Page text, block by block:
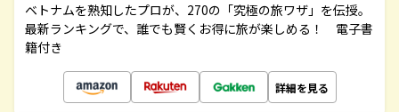
ベトナムを熟知したプロが、270の「究極の旅ワザ」を伝授。
最新ランキングで、誰でも賢くお得に旅が楽しめる！ 電子書
籍付き
詳細を見る